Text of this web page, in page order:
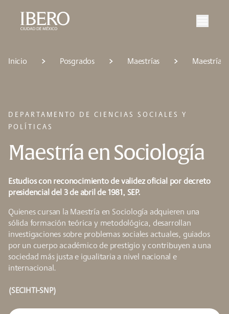
Saltar al contenido principal
Saltar a la navegación principal
Saltar al pie de página
Inicio Posgrados Maestrías Maestría
DEPARTAMENTO DE CIENCIAS SOCIALES Y
POLÍTICAS
Maestría en Sociología
Estudios con reconocimiento de validez oficial por decreto
presidencial del 3 de abril de 1981, SEP.
Quienes cursan la Maestría en Sociología adquieren una
sólida formación teórica y metodológica, desarrollan
investigaciones sobre problemas sociales actuales, guiados
por un cuerpo académico de prestigio y contribuyen a una
sociedad más justa e igualitaria a nivel nacional e
internacional.
(SECIHTI-SNP)